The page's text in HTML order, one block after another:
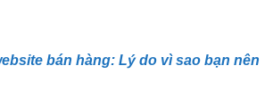
bán hàng: Lý do vì sao bạn nên